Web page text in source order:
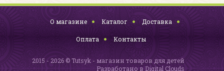
О магазине Каталог Доставка
Оплата Контакты
2015 - 2026 © Tutsyk - магазин товаров для детей
Разработано в Digital Clouds